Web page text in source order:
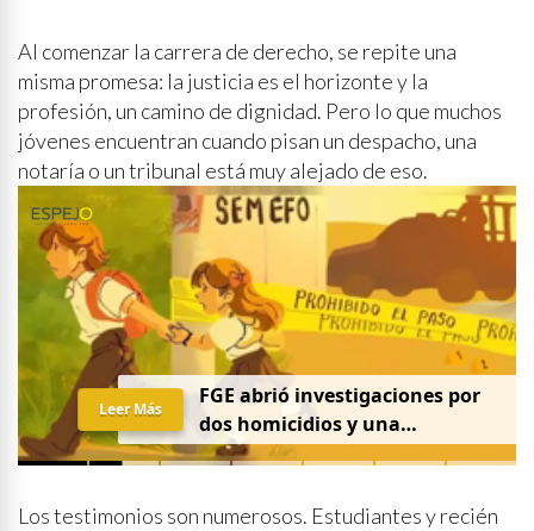
Al comenzar la carrera de derecho, se repite una
misma promesa: la justicia es el horizonte y la
profesión, un camino de dignidad. Pero lo que muchos
jóvenes encuentran cuando pisan un despacho, una
notaría o un tribunal está muy alejado de eso.
FGE abrió investigaciones por
dos homicidios y una
desaparición el 7 de agosto
Leer Más
Los testimonios son numerosos. Estudiantes y recién